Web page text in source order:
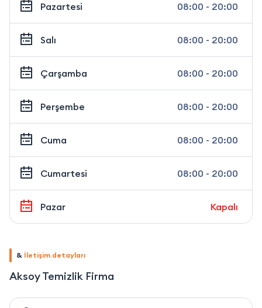
Pazartesi 08:00 - 20:00
Salı 08:00 - 20:00
Çarşamba 08:00 - 20:00
Perşembe 08:00 - 20:00
Cuma 08:00 - 20:00
Cumartesi 08:00 - 20:00
Pazar Kapalı
& İletişim detayları
Aksoy Temizlik Firma